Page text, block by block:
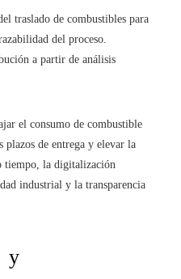
traslado de combustibles para
del proceso.
a partir de análisis
el consumo de combustible
de entrega y elevar la
tiempo, la digitalización
industrial y la transparencia
y